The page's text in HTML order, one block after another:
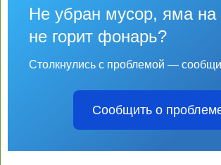
Не убран мусор, яма на
не горит фонарь?
Столкнулись с проблемой —
Сообщить о